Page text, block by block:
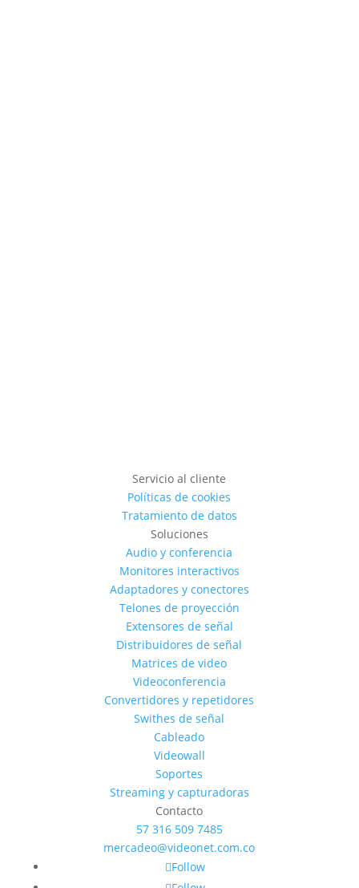
Servicio al cliente
Políticas de cookies
Tratamiento de datos
Soluciones
Audio y conferencia
Monitores interactivos
Adaptadores y conectores
Telones de proyección
Extensores de señal
Distribuidores de señal
Matrices de video
Videoconferencia
Convertidores y repetidores
Swithes de señal
Cableado
Videowall
Soportes
Streaming y capturadoras
Contacto
57 316 509 7485
mercadeo@videonet.com.co
Follow